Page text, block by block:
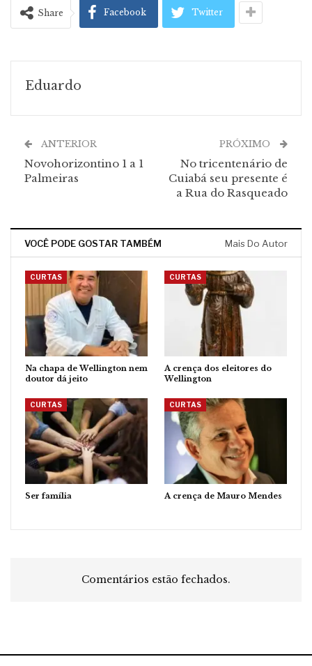
Share Facebook Twitter
Eduardo
ANTERIOR
Novohorizontino 1 a 1
Palmeiras
PRÓXIMO
No tricentenário de
Cuiabá seu presente é
a Rua do Rasqueado
VOCÊ PODE GOSTAR TAMBÉM Mais Do Autor
CURTAS
Na chapa de Wellington nem
doutor dá jeito
CURTAS
A crença dos eleitores do
Wellington
CURTAS
Ser família
CURTAS
A crença de Mauro Mendes
Comentários estão fechados.